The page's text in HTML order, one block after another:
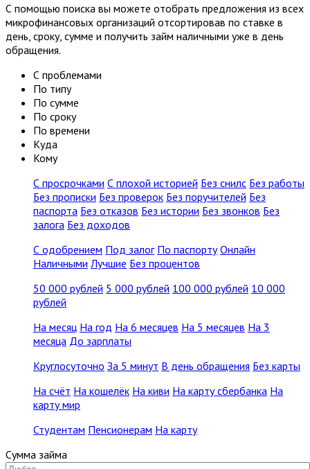
С помощью поиска вы можете отобрать предложения из всех
микрофинансовых организаций отсортировав по ставке в
день, сроку, сумме и получить займ наличными уже в день
обращения.
С проблемами
По типу
По сумме
По сроку
По времени
Куда
Кому
С просрочками С плохой историей Без снилс Без работы
Без прописки Без проверок Без поручителей Без
паспорта Без отказов Без истории Без звонков Без
залога Без доходов
С одобрением Под залог По паспорту Онлайн
Наличными Лучшие Без процентов
50 000 рублей 5 000 рублей 100 000 рублей 10 000
рублей
На месяц На год На 6 месяцев На 5 месяцев На 3
месяца До зарплаты
Круглосуточно За 5 минут В день обращения Без карты
На счёт На кошелёк На киви На карту сбербанка На
карту мир
Студентам Пенсионерам На карту
Сумма займа